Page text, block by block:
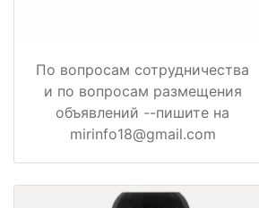
По вопросам сотрудничества
и по вопросам размещения
объявлений --пишите на
mirinfo18@gmail.com